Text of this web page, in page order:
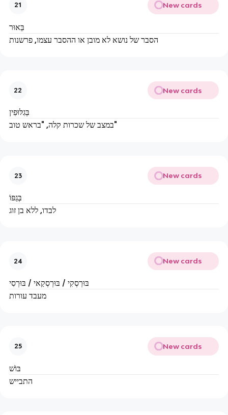
21 New cards
בֵּאוּר
הסבר של נושא לא מובן או ההסבר עצמו, פרשנות
22 New cards
בְּגִלּוּפִין
במצב של שכרות קלה, "בראש טוב"
23 New cards
בְּגַפּוֹ
לבדו, ללא בן זוג
24 New cards
בּוּרְסְקִי / בּוּרְסְקַאי / בּוּרְסִי
מעבד עורות
25 New cards
בּוֹשׁ
התבייש